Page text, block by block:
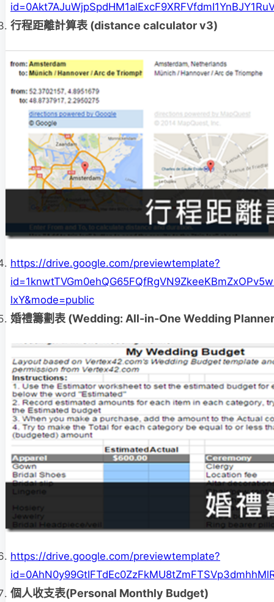
行程距離計算表 (distance calculator v3)
https://drive.google.com/previewtemplate?
lxY&mode=public
婚禮籌劃表 (Wedding: All-in-One Wedding
https://drive.google.com/previewtemplate?
個人收支表(Personal Monthly Budget)